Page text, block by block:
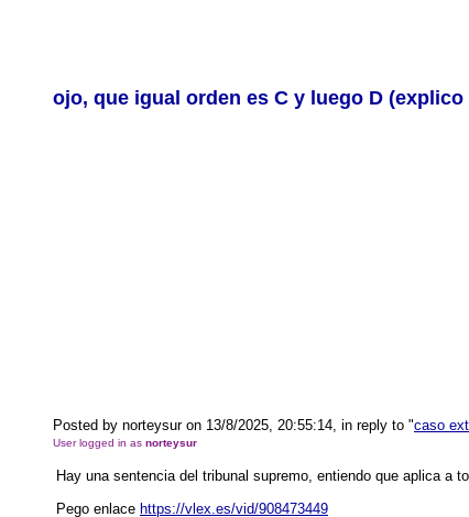
ojo, que igual orden es C y luego D (explico
Posted by norteysur on 13/8/2025, 20:55:14, in reply to "caso
User logged in as norteysur
Hay una sentencia del tribunal supremo, entiendo que aplica a
Pego enlace https://vlex.es/vid/908473449